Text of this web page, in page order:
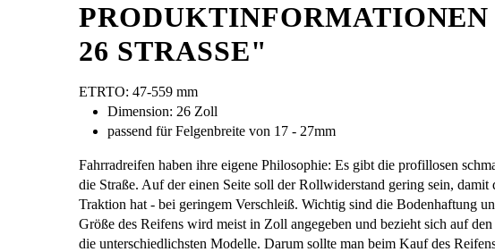
26 STRASSE"
ETRTO: 47-559 mm
Dimension: 26 Zoll
passend für Felgenbreite von 17 - 27mm
Fahrradreifen haben ihre eigene Philosophie: Es gibt die profillosen
die Straße. Auf der einen Seite soll der Rollwiderstand gering sein,
Traktion hat - bei geringem Verschleiß. Wichtig sind die Bodenhaftung
Größe des Reifens wird meist in Zoll angegeben und bezieht sich auf
die unterschiedlichsten Modelle. Darum sollte man beim Kauf des